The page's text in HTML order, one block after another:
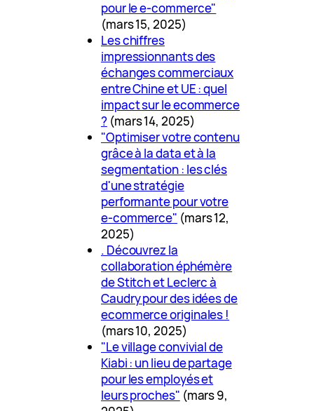
pour le e-commerce"
(mars 15, 2025)
Les chiffres
impressionnants des
échanges commerciaux
entre Chine et UE : quel
impact sur le ecommerce
? (mars 14, 2025)
"Optimiser votre contenu
grâce à la data et à la
segmentation : les clés
d'une stratégie
performante pour votre
e-commerce" (mars 12,
2025)
. Découvrez la
collaboration éphémère
de Stitch et Leclerc à
Caudry pour des idées de
ecommerce originales !
(mars 10, 2025)
"Le village convivial de
Kiabi : un lieu de partage
pour les employés et
leurs proches" (mars 9,